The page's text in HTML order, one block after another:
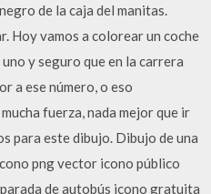
de la caja del manitas.
Hoy vamos a colorear un coche
y seguro que en la carrera
a ese número, o eso
fuerza, nada mejor que ir
para este dibujo. Dibujo de una
png vector icono público
de autobús icono gratuita